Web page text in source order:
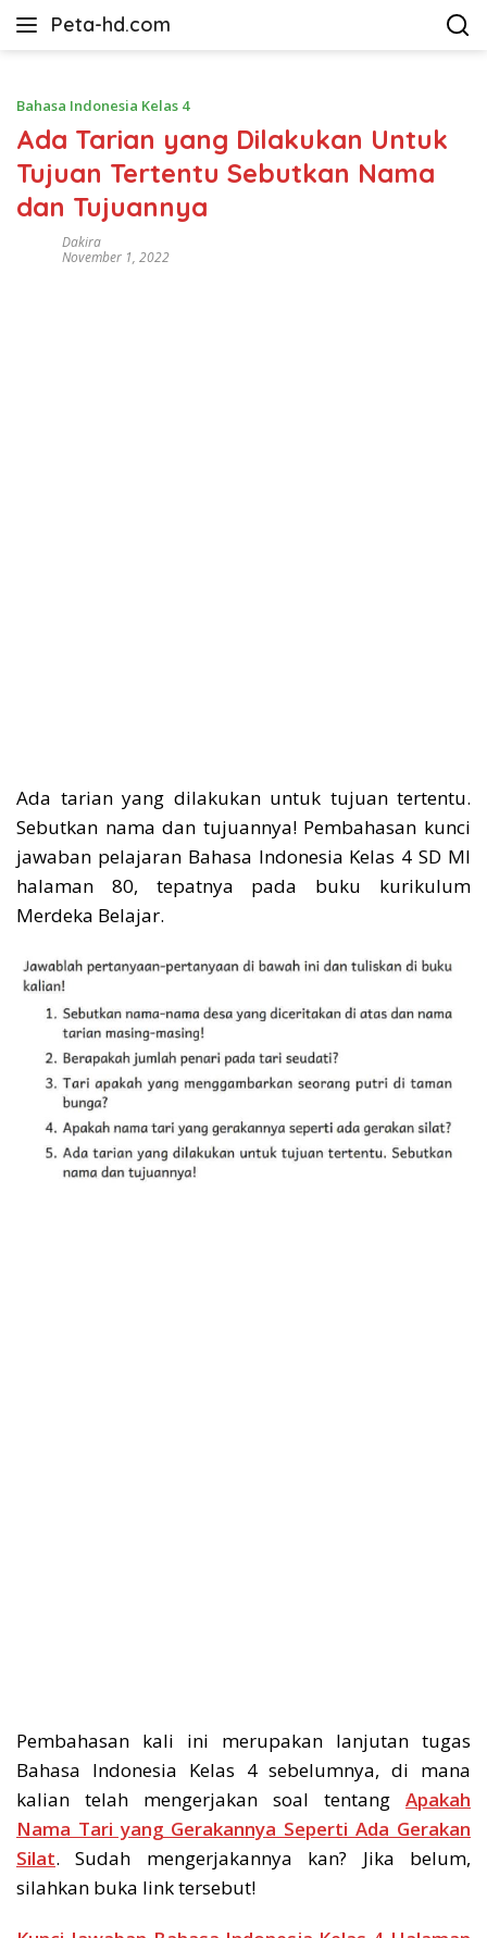
Peta-hd.com
Kumpulan
HD
Bahasa Indonesia Kelas 4
Ada Tarian yang Dilakukan Untuk
Tujuan Tertentu Sebutkan Nama
dan Tujuannya
Dakira
November 1, 2022
Ada tarian yang dilakukan untuk tujuan tertentu.
Sebutkan nama dan tujuannya! Pembahasan kunci
jawaban pelajaran Bahasa Indonesia Kelas 4 SD MI
halaman 80, tepatnya pada buku kurikulum
Merdeka Belajar.
Pembahasan kali ini merupakan lanjutan tugas
Bahasa Indonesia Kelas 4 sebelumnya, di mana
kalian telah mengerjakan soal tentang Apakah
Nama Tari yang Gerakannya Seperti Ada Gerakan
Silat. Sudah mengerjakannya kan? Jika belum,
silahkan buka link tersebut!